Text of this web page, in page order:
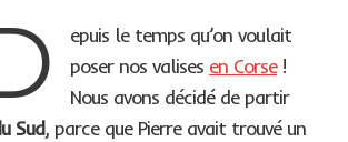
epuis le temps qu’on voulait
poser nos valises en Corse!
Nous avons décidé de partir
Sud, parce que Pierre avait trouvé un